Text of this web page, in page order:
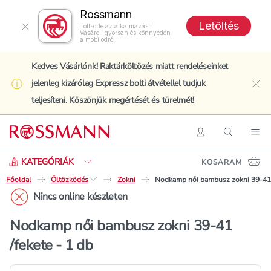
Rossmann
Töltsd le az alkalmazást!
Vásárolj gyorsan és könnyedén
a mobilodról!
Letöltés
Kedves Vásárlónk! Raktárköltözés miatt rendeléseinket
jelenleg kizárólag Expressz bolti átvételleltudjuk
teljesíteni. Köszönjük megértését és türelmét!
BelépésKeresés
KATEGÓRIÁK
Keresés
KOSARAM
Főoldal
Öltözködés Zokni Nodkamp női bambusz zokni 39-
Nincs online készleten
Nodkamp női bambusz zokni 39-41
/fekete - 1 db